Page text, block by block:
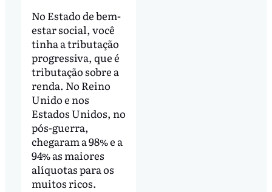
No Estado de bem-
estar social, você
tinha a tributação
progressiva, que é
tributação sobre a
renda. No Reino
Unido e nos
Estados Unidos, no
pós-guerra,
chegaram a 98% e a
94% as maiores
alíquotas para os
muitos ricos.